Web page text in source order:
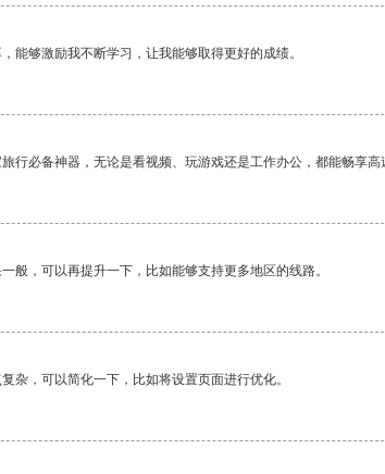
能够激励我不断学习，让我能够取得更好的成绩。
行必备神器，无论是看视频、玩游戏还是工作办公，都能畅享高
般，可以再提升一下，比如能够支持更多地区的线路。
杂，可以简化一下，比如将设置页面进行优化。